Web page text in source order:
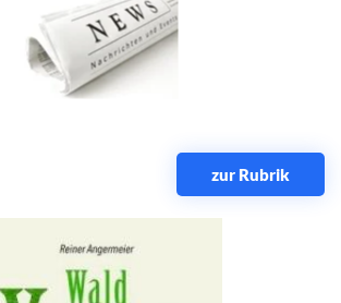
springen
zur Rubrik